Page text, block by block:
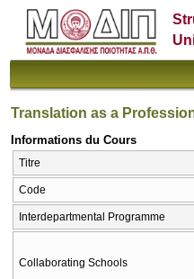
Translation as a
Informations du Cours
Titre
Code
Interdepartmental Programme
Collaborating Schools